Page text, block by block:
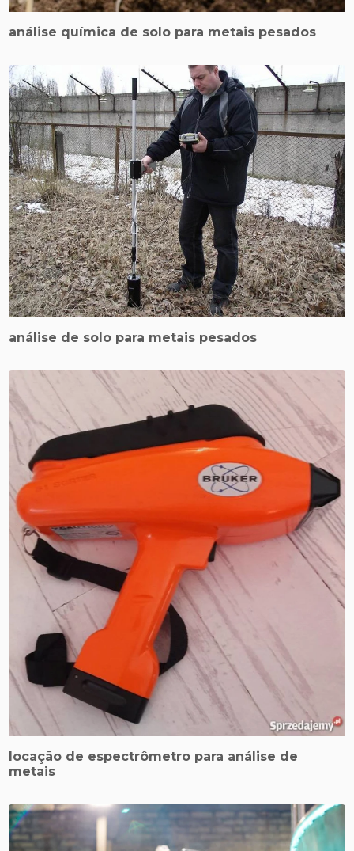
análise química de solo para metais pesados
análise de solo para metais pesados
locação de espectrômetro para análise de
metais